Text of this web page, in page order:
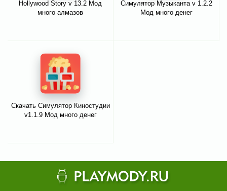
Hollywood Story v 13.2 Мод
много алмазов
Симулятор Музыканта v 1.2.2
Мод много денег
Скачать Симулятор Киностудии
v1.1.9 Мод много денег